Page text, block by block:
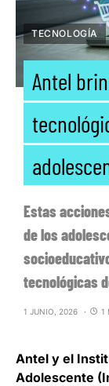
TECNOLOGÍA
Antel
Estas
de los
tecnológicas
1 JUNIO, 2026 1
Antel y el
Adolescente